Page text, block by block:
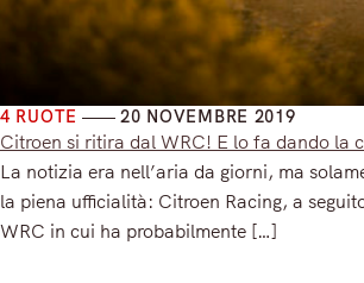
4 RUOTE 20 NOVEMBRE 2019
Citroen si ritira dal WRC! E lo fa dando la
La notizia era nell’aria da giorni, ma
la piena ufficialità: Citroen Racing, a
WRC in cui ha probabilmente […]